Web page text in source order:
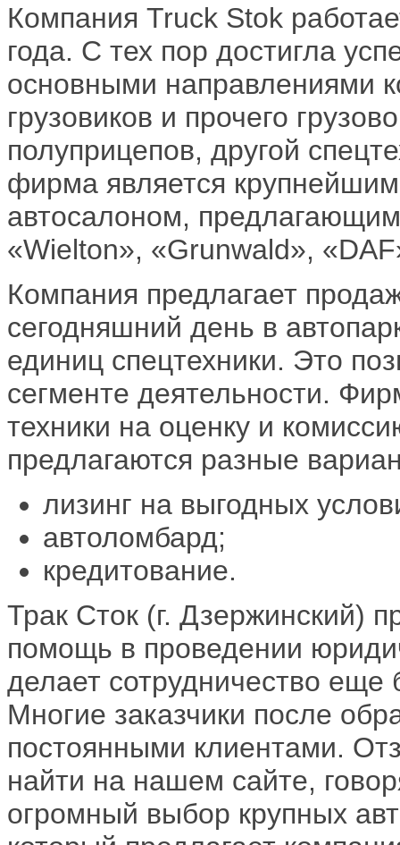
Компания Truck Stok
года. С тех пор достигла
основными направлениями
грузовиков и прочего
полуприцепов, другой
фирма является
автосалоном,
«Wielton», «Grunwald»,
Компания предлагает
сегодняшний день в
единиц спецтехники. Это
сегменте деятельности.
техники на оценку и
предлагаются разные
лизинг на выгодных
автоломбард;
кредитование.
Трак Сток (г. Дзержинский)
помощь в проведении
делает сотрудничество
Многие заказчики после
постоянными клиентами.
найти на нашем сайте,
огромный выбор крупных